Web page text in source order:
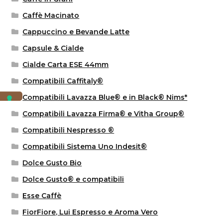
Caffè Macinato
Cappuccino e Bevande Latte
Capsule & Cialde
Cialde Carta ESE 44mm
Compatibili Caffitaly®
Compatibili Lavazza Blue® e in Black® Nims*
Compatibili Lavazza Firma® e Vitha Group®
Compatibili Nespresso ®
Compatibili Sistema Uno Indesit®
Dolce Gusto Bio
Dolce Gusto® e compatibili
Esse Caffè
FiorFiore, Lui Espresso e Aroma Vero